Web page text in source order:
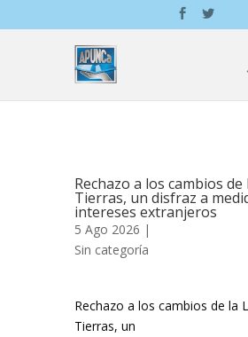
Rechazo a los cambios de
Tierras, un disfraz a
intereses extranjeros
5 Ago 2026 |
Sin categoría
Rechazo a los cambios de la
Tierras, un